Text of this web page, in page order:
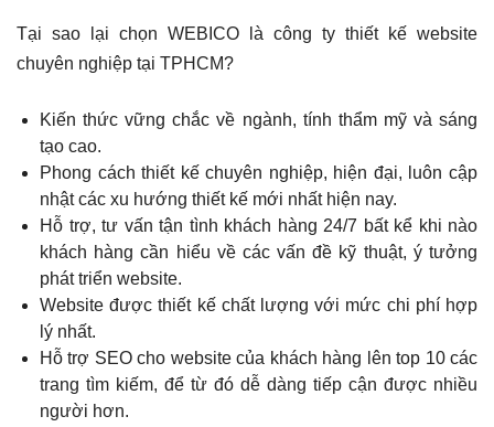
Tại sao lại chọn WEBICO là công ty thiết kế website
chuyên nghiệp tại TPHCM?
Kiến thức vững chắc về ngành, tính thẩm mỹ và sáng
tạo cao.
Phong cách thiết kế chuyên nghiệp, hiện đại, luôn cập
nhật các xu hướng thiết kế mới nhất hiện nay.
Hỗ trợ, tư vấn tận tình khách hàng 24/7 bất kể khi nào
khách hàng cần hiểu về các vấn đề kỹ thuật, ý tưởng
phát triển website.
Website được thiết kế chất lượng với mức chi phí hợp
lý nhất.
Hỗ trợ SEO cho website của khách hàng lên top 10 các
trang tìm kiếm, để từ đó dễ dàng tiếp cận được nhiều
người hơn.